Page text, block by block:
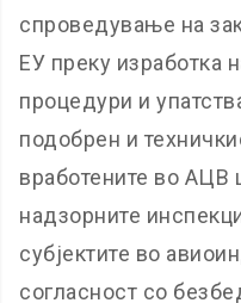
спроведување на
ЕУ преку изработка
процедури и
подобрен и
вработените во АЦВ
надзорните
субјектите во
согласност со